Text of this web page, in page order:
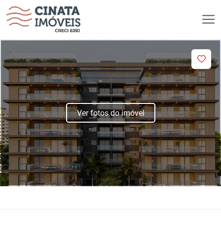
Ver fotos do imóvel